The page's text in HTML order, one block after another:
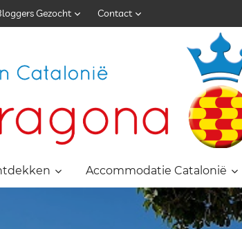
Gezocht Contact
Accommodatie Catalonië